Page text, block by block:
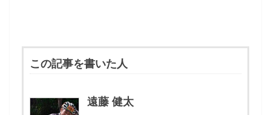
この記事を書いた人
遠藤 健太